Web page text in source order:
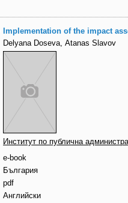
Implementation of the impact
Delyana Doseva, Atanas Slavov
Институт по публична
e-book
България
pdf
Английски